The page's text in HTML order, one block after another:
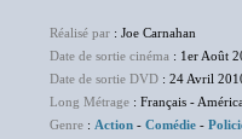
Réalisé par : Joe Carnahan
Date de sortie cinéma : 1er Août
Date de sortie DVD : 24 Avril
Long Métrage : Français -
Genre : Action - Comédie -